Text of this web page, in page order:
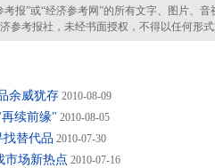
”或“经济参考网”的所有文字、图片、音
参考报社，未经书面授权，不得以任何形式
余威犹存 2010-08-09
续前缘" 2010-08-05
替代品 2010-07-30
市场新热点 2010-07-16